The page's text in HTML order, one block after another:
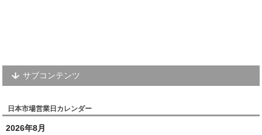
サブコンテンツ
日本市場営業日カレンダー
2026年8月